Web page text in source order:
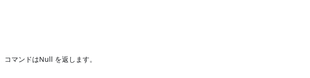
マンドはNull を返します。